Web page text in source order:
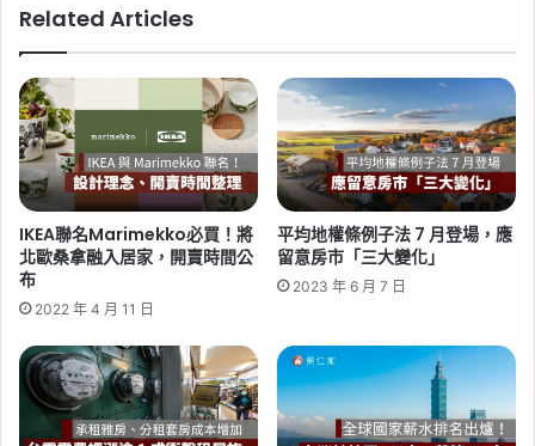
2026-06-29
桃園社會住宅續租租金 2026：
蘆竹一號、平鎮一號、八德三號
社宅分 3 年緩漲
Tag: 桃園社宅懶人包 , 桃園
會住宅申請
金
生
肖
財
運
Related Articles
IKEA聯名Marimekko必買！將
北歐桑拿融入居家，開賣時間公
布
2022 年 4 月 11 日
平均地權條例子法 7 月登場，應
留意房市「三大變化」
2023 年 6 月 7 日